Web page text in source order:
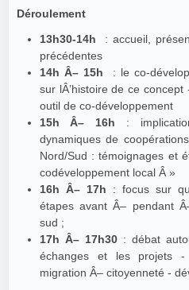
Déroulement
13h30-14h
: accueil,
précédentes
14h Â– 15h
: le co-
sur lÂ’histoire de ce
outil de co-développement
15h Â– 16h :
dynamiques de
Nord/Sud : témoignages et
codéveloppement local Â »
16h Â– 17h : focus sur
étapes avant Â– pendant
sud ;
17h Â– 17h30: débat
échanges et les projets -
migration Â– citoyenneté -